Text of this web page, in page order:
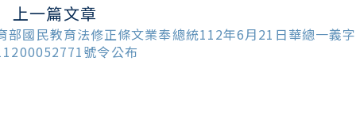
上一篇文章
部國民教育法修正條文業奉總統112年6月21日華總一義字
號令公布